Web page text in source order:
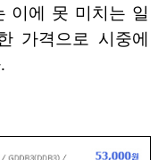
이에 못 미치는 일
가격으로 시중에